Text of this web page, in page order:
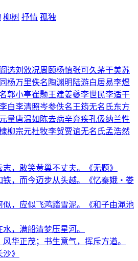
柳树 抒情 孤独
阎选刘攽况周颐杨慎张可久茅于美苏
杨万里佚名 陶渊明 陆游白居易李煜
郭小亭崔颢王建姜夔李世民李适干
白李清照岑参佚名 王筠无名氏东方
量唐温如 陈去病辛弃疾孔伋纳兰性
柳宗元杜牧李贺贾谊无名氏孟浩然
，敢笑黄巢不丈夫。
《无题》
，而今迈步从头越。
《忆秦娥・娄
，应似飞鸿踏雪泥。
《和子由渑池
，满船清梦压星河。
华正茂；书生意气，挥斥方遒。
》